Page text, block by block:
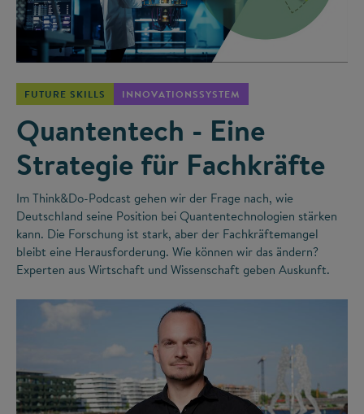
FUTURE SKILLS INNOVATIONSSYSTEM
Quantentech - Eine
Strategie für Fachkräfte
Im Think&Do-Podcast gehen wir der Frage nach, wie
Deutschland seine Position bei Quantentechnologien stärken
kann. Die Forschung ist stark, aber der Fachkräftemangel
bleibt eine Herausforderung. Wie können wir das ändern?
Experten aus Wirtschaft und Wissenschaft geben Auskunft.